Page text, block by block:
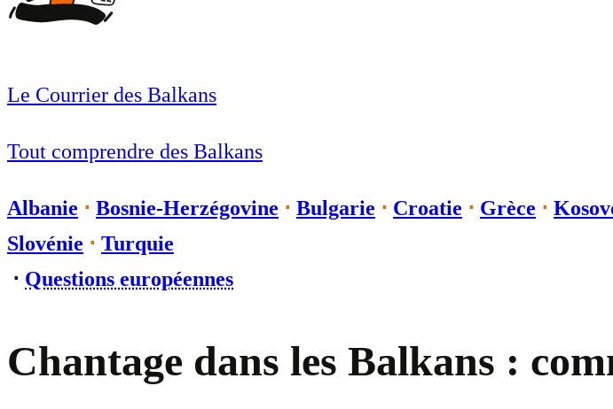
Le Courrier des Balkans
Tout comprendre des Balkans
Albanie ⋅ Bosnie-Herzégovine ⋅ Bulgarie ⋅ Croatie ⋅ Grèce ⋅
Slovénie ⋅ Turquie
⋅ Questions européennes
Chantage dans les Balkans :